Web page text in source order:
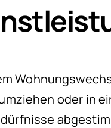
oder in